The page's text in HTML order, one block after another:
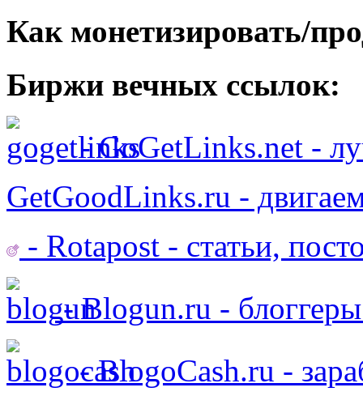
Как монетизировать/
Биржи вечных ссылок:
- GoGetLinks.net -
GetGoodLinks.ru -
- Rotapost - статьи,
- Blogun.ru - блоггеры
- BlogoCash.ru -